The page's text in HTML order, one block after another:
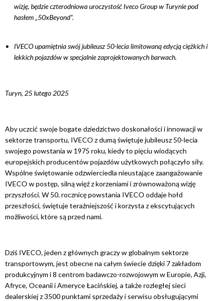
wizję, będzie czterodniowa uroczystość Iveco Group w Turynie pod
hasłem „50xBeyond”.
IVECO upamiętnia swój jubileusz 50-lecia limitowaną edycją ciężkich i
lekkich pojazdów w specjalnie zaprojektowanych barwach.
Turyn, 25 lutego 2025
Aby uczcić swoje bogate dziedzictwo doskonałości i innowacji w
sektorze transportu, IVECO z dumą świętuje jubileusz 50-lecia
swojego powstania w 1975 roku, kiedy to pięciu wiodących
europejskich producentów pojazdów użytkowych połączyło siły.
Wspólne świętowanie odzwierciedla nieustające zaangażowanie
IVECO w postęp, silną więź z korzeniami i zrównoważoną wizję
przyszłości. W 50. rocznicę powstania IVECO oddaje hołd
przeszłości, świętuje teraźniejszość i korzysta z ekscytujących
możliwości, które są przed nami.
Dziś IVECO, jeden z głównych graczy w globalnym sektorze
transportowym, jest obecne na całym świecie dzięki 7 zakładom
produkcyjnym i 8 centrom badawczo-rozwojowym w Europie, Azji,
Afryce, Oceanii i Ameryce Łacińskiej, a także rozległej sieci
dealerskiej z 3500 punktami sprzedaży i serwisu obsługującymi